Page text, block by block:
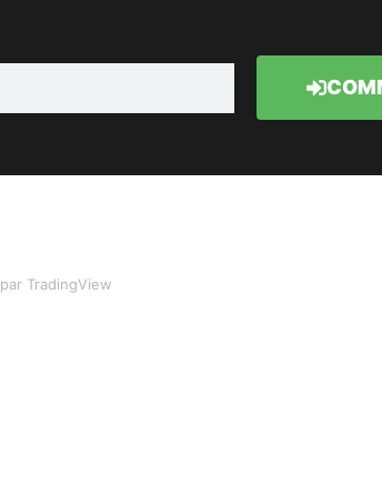
par TradingView